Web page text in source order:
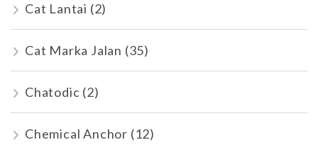
Cat Lantai (2)
Cat Marka Jalan (35)
Chatodic (2)
Chemical Anchor (12)